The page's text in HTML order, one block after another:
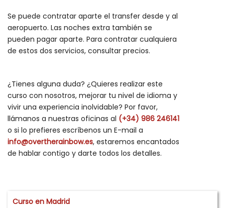
Se puede contratar aparte el transfer desde y al
aeropuerto. Las noches extra también se
pueden pagar aparte. Para contratar cualquiera
de estos dos servicios, consultar precios.
¿Tienes alguna duda? ¿Quieres realizar este
curso con nosotros, mejorar tu nivel de idioma y
vivir una experiencia inolvidable? Por favor,
llámanos a nuestras oficinas al (+34) 986 246141
o si lo prefieres escríbenos un E-mail a
info@overtherainbow.es, estaremos encantados
de hablar contigo y darte todos los detalles.
Curso en Madrid